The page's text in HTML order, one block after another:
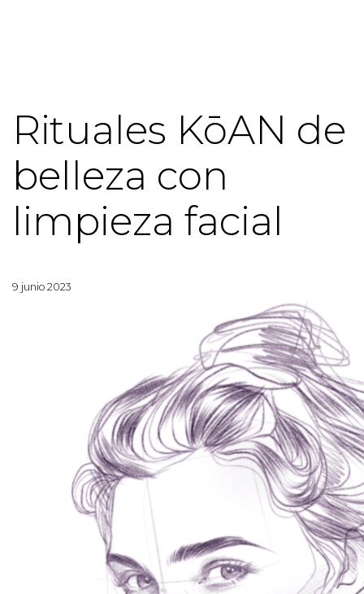
Rituales KōAN de
belleza con
limpieza facial
9 junio 2023